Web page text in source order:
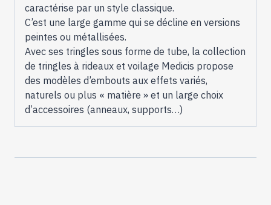
caractérise par un style classique.
C’est une large gamme qui se décline en versions
peintes ou métallisées.
Avec ses tringles sous forme de tube, la collection
de tringles à rideaux et voilage Medicis propose
des modèles d’embouts aux effets variés,
naturels ou plus « matière » et un large choix
d’accessoires (anneaux, supports…)